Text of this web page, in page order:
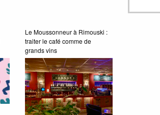
Le Moussonneur à Rimouski :
traiter le café comme de
grands vins